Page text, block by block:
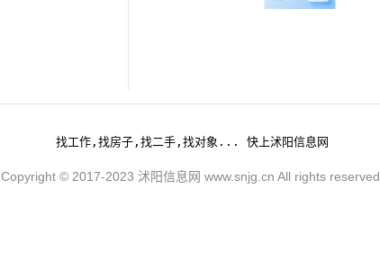
找工作,找房子,找二手,找对象... 快上沭阳信息网
Copyright © 2017-2023 沭阳信息网 www.snjg.cn All rights reserved.